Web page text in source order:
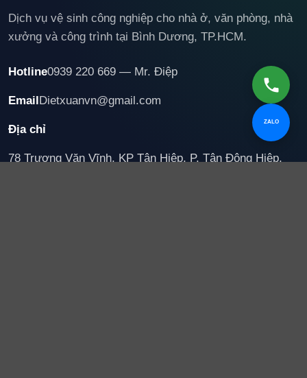
Dịch vụ vệ sinh công nghiệp cho nhà ở, văn phòng, nhà
xưởng và công trình tại Bình Dương, TP.HCM.
Hotline0939 220 669 — Mr. Điệp
EmailDietxuanvn@gmail.com
Địa chỉ
78 Trương Văn Vĩnh, KP Tân Hiệp, P. Tân Đông Hiệp,
ZALO